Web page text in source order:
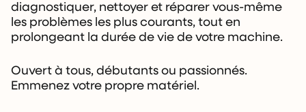
diagnostiquer, nettoyer et réparer vous-même
les problèmes les plus courants, tout en
prolongeant la durée de vie de votre machine.
Ouvert à tous, débutants ou passionnés.
Emmenez votre propre matériel.